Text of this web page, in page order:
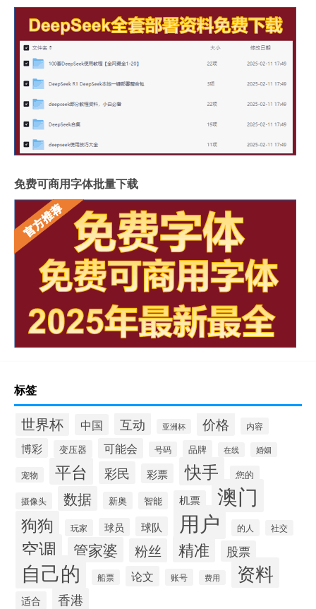
免费可商用字体批量下载
标签
世界杯 中国 互动 亚洲杯 价格 内容
博彩 变压器 可能会 号码 品牌 在线 婚姻
宠物 平台 彩民 彩票 快手 您的
摄像头 数据 新奥 智能 机票 澳门
狗狗 玩家 球员 球队 用户 的人 社交
空调 管家婆 粉丝 精准 股票
自己的 船票 论文 账号 费用 资料
适合 香港